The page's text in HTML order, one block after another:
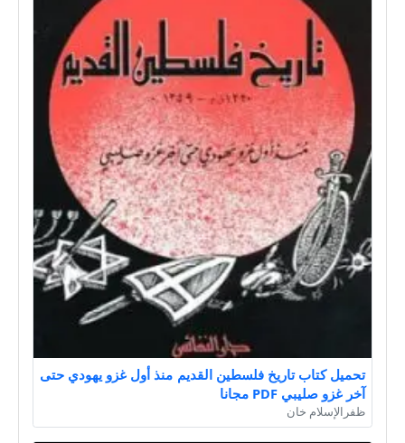
تحميل كتاب تاريخ فلسطين القديم منذ أول غزو يهودي حتى
آخر غزو صليبي PDF مجانا
ظفرالإسلام خان